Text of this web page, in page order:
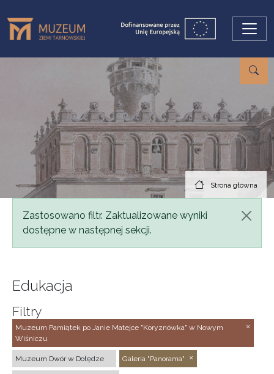
Strona główna
Komunikat
Zastosowano filtr. Zaktualizowane wyniki
dostępne w następnej sekcji.
Edukacja
Filtry
Muzeum Pamiątek po Janie Matejce "Koryznówka" w Nowym
Wiśniczu
Muzeum Dwór w Dołędze Galeria "Panorama"